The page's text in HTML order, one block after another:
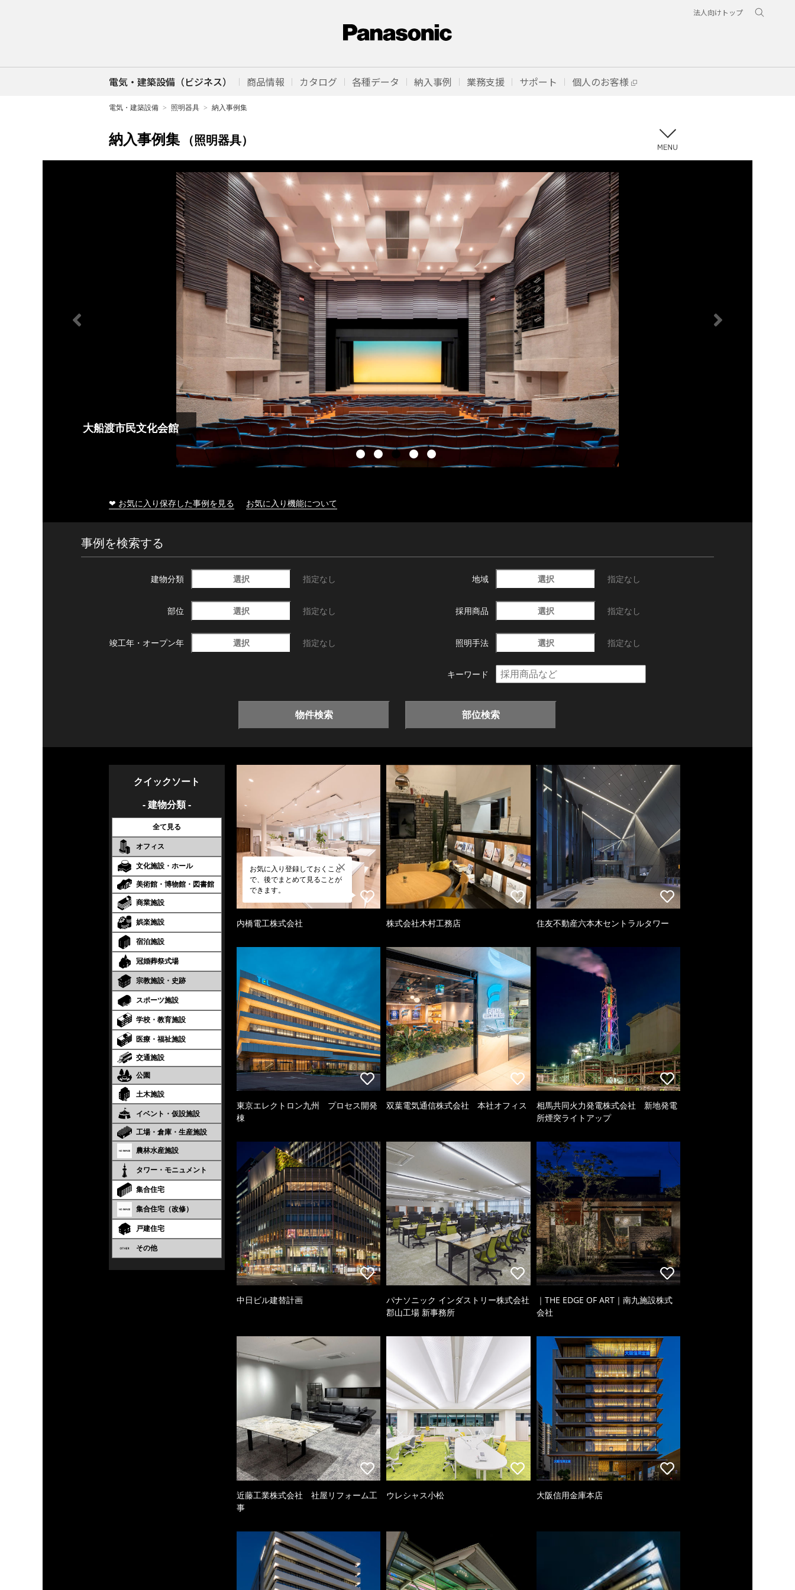
法人向けトップ
電気・建築設備（ビジネス） 商品情報 カタログ 各種データ 納入事例 業務支援 サポート 個人のお客様
電気・建築設備 照明器具 納入事例集
納入事例集 （照明器具）
大船渡市民文化会館
❤ お気に入り保存した事例を見る お気に入り機能について
事例を検索する
建物分類 選択 指定なし 地域 選択 指定なし
部位 選択 指定なし 採用商品 選択 指定なし
竣工年・ オープン年 選択 指定なし 照明手法 選択 指定なし
キーワード
物件検索 部位検索
クイックソート
- 建物分類 -
全て見る
オフィス
文化施設・ホール
美術館・博物館・図書館
商業施設
娯楽施設
宿泊施設
冠婚葬祭式場
宗教施設・史跡
スポーツ施設
学校・教育施設
医療・福祉施設
交通施設
公園
土木施設
イベント・仮設施設
工場・倉庫・生産施設
農林水産施設
タワー・モニュメント
集合住宅
集合住宅（改修）
戸建住宅
その他
お気に入り登録しておくこと
で、後でまとめて見ることが
できます。
内橋電工株式会社 株式会社木村工務店 住友不動産六本木セントラルタワー
東京エレクトロン九州 プロセス開発
棟
双葉電気通信株式会社 本社オフィス
相馬共同火力発電株式会社 新地発電
所煙突ライトアップ
中日ビル建替計画
パナソニック インダストリー株式会社
郡山工場 新事務所
｜THE EDGE OF ART｜南九施設株式
会社
近藤工業株式会社 社屋リフォーム工
事
ウレシャス小松 大阪信用金庫本店